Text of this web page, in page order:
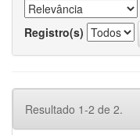
Registro(s)
Resultado 1-2 de 2.